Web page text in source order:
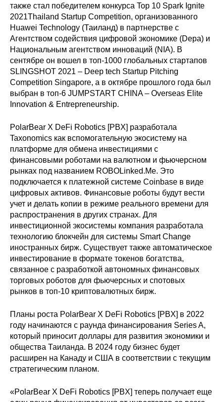
также стал победителем конкурса Top 10 Spark Ignite
2021Thailand Startup Competition, организованного
Huawei Technology (Таиланд) в партнерстве с
Агентством содействия цифровой экономике (Depa) и
Национальным агентством инноваций (NIA). В
сентябре он вошел в топ-1000 глобальных стартапов
SLINGSHOT 2021 – Deep tech Startup Pitching
Competition Singapore, а в октябре прошлого года был
выбран в топ-6 JUMPSTART CHINA – Overseas Elite
Innovation & Entrepreneurship.
PolarBear X DeFi Robotics [PBX] разработала
Taxonomics как вспомогательную экосистему на
платформе для обмена инвестициями с
финансовыми роботами на валютном и фьючерсном
рынках под названием ROBOLinked.Me. Это
подключается к платежной системе Coinbase в виде
цифровых активов. Финансовые роботы будут вести
учет и делать копии в режиме реального времени для
распространения в других странах. Для
инвестиционной экосистемы компания разработала
технологию блокчейн для системы Smart Change
иностранных бирж. Существует также автоматическое
инвестирование в формате токенов богатства,
связанное с разработкой автономных финансовых
торговых роботов для фьючерсных и спотовых
рынков в топ-10 криптовалютных бирж.
Планы роста PolarBear X DeFi Robotics [PBX] в 2022
году начинаются с раунда финансирования Series A,
который приносит доллары для развития экономики и
общества Таиланда. В 2024 году бизнес будет
расширен на Канаду и США в соответствии с текущим
стратегическим планом.
«PolarBear X DeFi Robotics [PBX] теперь получает еще